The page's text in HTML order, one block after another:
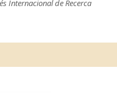
Internacional de Recerca